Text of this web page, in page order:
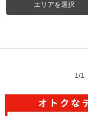
エリアを選択
1/1